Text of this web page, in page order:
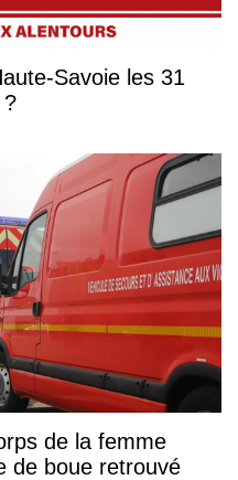
Savoie les 31
juillet, 1er août et 2 août ?
de la femme
de boue retrouvé